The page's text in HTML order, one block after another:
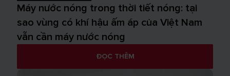
Máy nước nóng trong thời tiết nóng: tại
sao vùng có khí hậu ấm áp của Việt Nam
vẫn cần máy nước nóng
ĐỌC THÊM